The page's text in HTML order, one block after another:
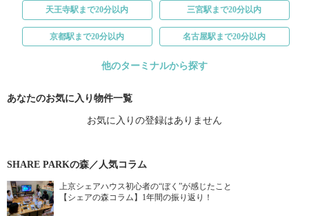
天王寺駅まで20分以内 三宮駅まで20分以内
京都駅まで20分以内 名古屋駅まで20分以内
他のターミナルから探す
あなたのお気に入り物件一覧
お気に入りの登録はありません
SHARE PARKの森／人気コラム
上京シェアハウス初心者の“ぼく”が感じたこと
【シェアの森コラム】1年間の振り返り！